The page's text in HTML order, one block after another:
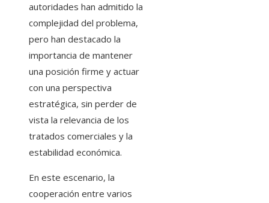
autoridades han admitido la
complejidad del problema,
pero han destacado la
importancia de mantener
una posición firme y actuar
con una perspectiva
estratégica, sin perder de
vista la relevancia de los
tratados comerciales y la
estabilidad económica.
En este escenario, la
cooperación entre varios